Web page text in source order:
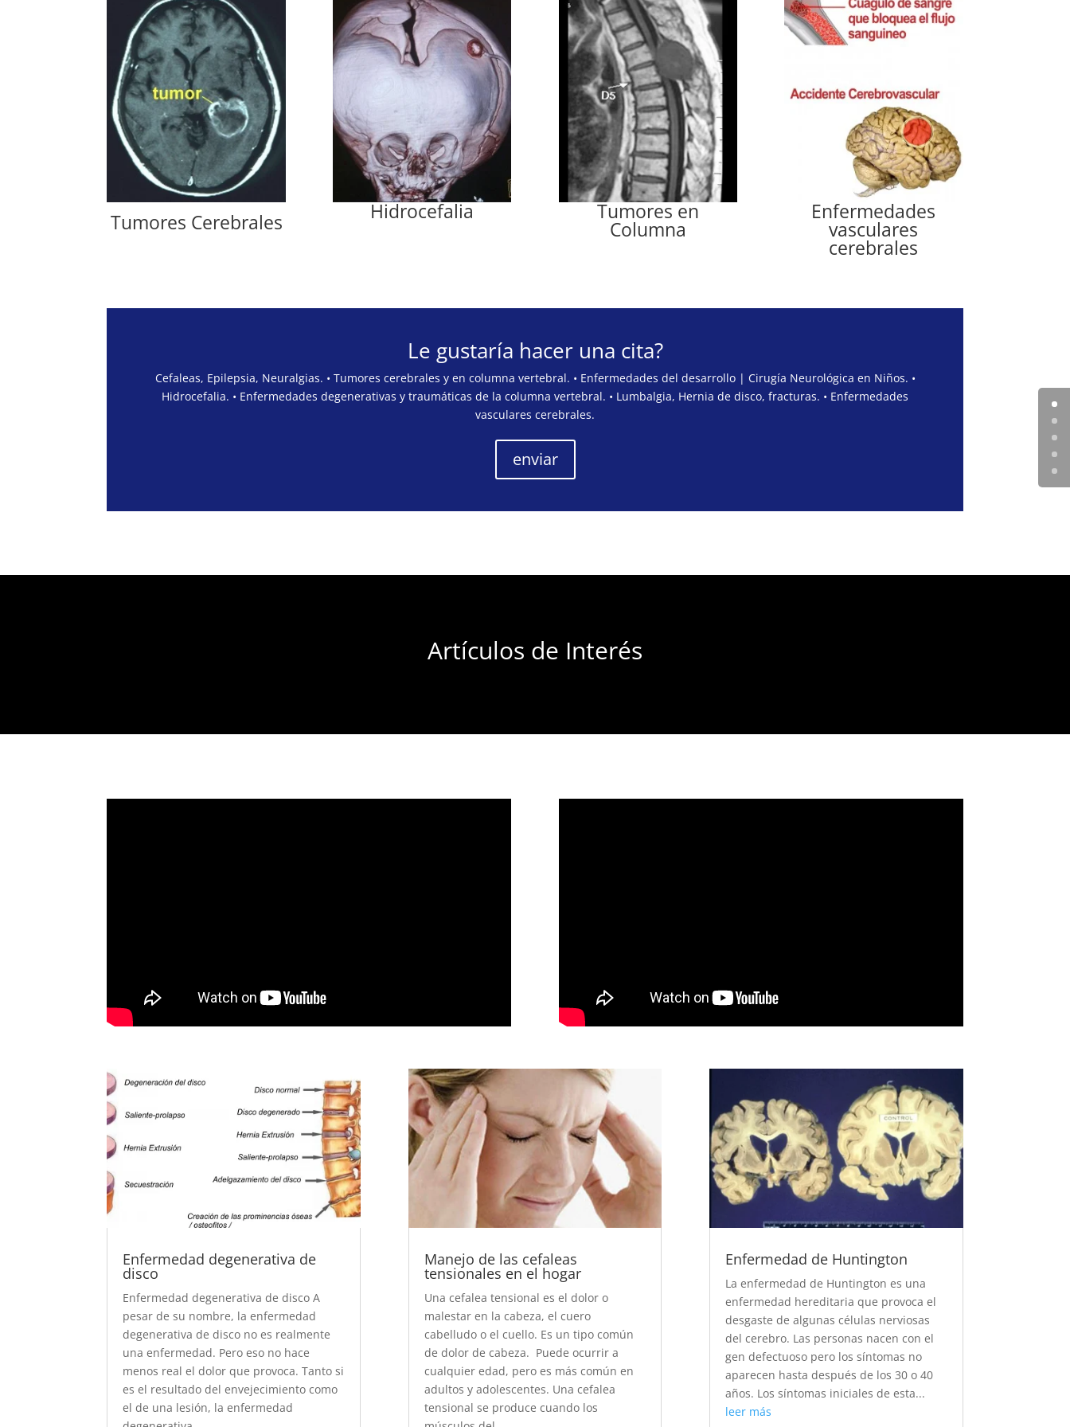
Tumores Cerebrales Hidrocefalia Tumores en
Columna
Enfermedades
vasculares
cerebrales
Le gustaría hacer una cita?
Cefaleas, Epilepsia, Neuralgias. • Tumores cerebrales y en columna vertebral. • Enfermedades del desarrollo | Cirugía Neurológica en Niños. •
Hidrocefalia. • Enfermedades degenerativas y traumáticas de la columna vertebral. • Lumbalgia, Hernia de disco, fracturas. • Enfermedades
vasculares cerebrales.
enviar
Artículos de Interés
Enfermedad degenerativa de
disco
Enfermedad degenerativa de disco A
pesar de su nombre, la enfermedad
degenerativa de disco no es realmente
una enfermedad. Pero eso no hace
menos real el dolor que provoca. Tanto si
es el resultado del envejecimiento como
el de una lesión, la enfermedad
Manejo de las cefaleas
tensionales en el hogar
Una cefalea tensional es el dolor o
malestar en la cabeza, el cuero
cabelludo o el cuello. Es un tipo común
de dolor de cabeza. Puede ocurrir a
cualquier edad, pero es más común en
adultos y adolescentes. Una cefalea
tensional se produce cuando los
Enfermedad de Huntington
La enfermedad de Huntington es una
enfermedad hereditaria que provoca el
desgaste de algunas células nerviosas
del cerebro. Las personas nacen con el
gen defectuoso pero los síntomas no
aparecen hasta después de los 30 o 40
años. Los síntomas iniciales de esta...
leer más